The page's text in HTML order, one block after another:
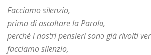
Facciamo silenzio,
prima di ascoltare la Parola,
perché i nostri pensieri sono già rivolti
facciamo silenzio,